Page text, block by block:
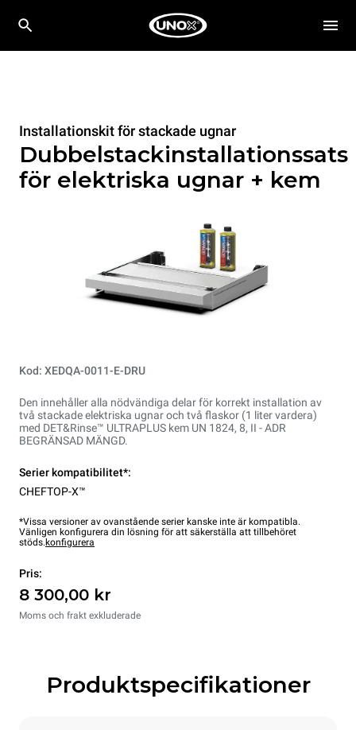
Installationskit för stackade ugnar
Dubbelstackinstallationssats
för elektriska ugnar + kem
Kod: XEDQA-0011-E-DRU
Den innehåller alla nödvändiga delar för korrekt installation av
två stackade elektriska ugnar och två flaskor (1 liter vardera)
med DET&Rinse™ ULTRAPLUS kem UN 1824, 8, II - ADR
BEGRÄNSAD MÄNGD.
Serier kompatibilitet*:
CHEFTOP-X™
*Vissa versioner av ovanstående serier kanske inte är kompatibla.
Vänligen konfigurera din lösning för att säkerställa att tillbehöret
stöds. konfigurera
Pris:
8 300,00 kr
Moms och frakt exkluderade
Produktspecifikationer